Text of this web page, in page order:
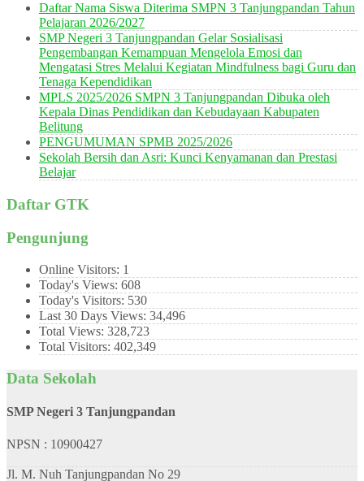
Daftar Nama Siswa Diterima SMPN 3 Tanjungpandan Tahun
Pelajaran 2026/2027
SMP Negeri 3 Tanjungpandan Gelar Sosialisasi
Pengembangan Kemampuan Mengelola Emosi dan
Mengatasi Stres Melalui Kegiatan Mindfulness bagi Guru dan
Tenaga Kependidikan
MPLS 2025/2026 SMPN 3 Tanjungpandan Dibuka oleh
Kepala Dinas Pendidikan dan Kebudayaan Kabupaten
Belitung
PENGUMUMAN SPMB 2025/2026
Sekolah Bersih dan Asri: Kunci Kenyamanan dan Prestasi
Belajar
Daftar GTK
Pengunjung
Online Visitors: 1
Today's Views: 608
Today's Visitors: 530
Last 30 Days Views: 34,496
Total Views: 328,723
Total Visitors: 402,349
Data Sekolah
SMP Negeri 3 Tanjungpandan
NPSN : 10900427
Jl. M. Nuh Tanjungpandan No 29